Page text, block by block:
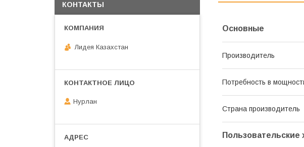
Основные
Производитель
Потребность в
Страна производитель
Пользовательские
КОНТАКТЫ
Лидея Казахстан
Нурлан